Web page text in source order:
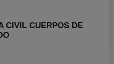
CIVIL CUERPOS DE